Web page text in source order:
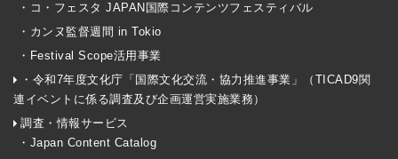
・コ・フェスタ JAPAN国際コンテンツフェスティバル
・カンヌ監督週間 in Tokio
・Festival Scope活用事業
・令和7年度文化庁「国際文化交流・協力推進事業」（TICAD9関
連イベントに係る調査及び企画運営実施業務）
調査・情報サービス
・Japan Content Catalog